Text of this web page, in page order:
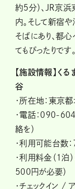
約5分）、JR京
内。そして新宿
そばにあり、都
てもぴったりです。
【施設情報】く
谷
・所在地：東京
・電話：090-
絡を）
・利用可能台数
・利用料金（1
500円が必要）
・チェックイン